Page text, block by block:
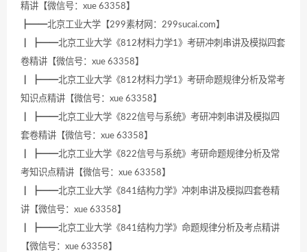
精讲【微信号：xue 63358】
┣━━北京工业大学【299素材网：299sucai.com】
┃ ┣━━北京工业大学《812材料力学1》考研冲刺串讲及模拟四套
卷精讲【微信号：xue 63358】
┃ ┣━━北京工业大学《812材料力学1》考研命题规律分析及常考
知识点精讲【微信号：xue 63358】
┃ ┣━━北京工业大学《822信号与系统》考研冲刺串讲及模拟四
套卷精讲【微信号：xue 63358】
┃ ┣━━北京工业大学《822信号与系统》考研命题规律分析及常
考知识点精讲【微信号：xue 63358】
┃ ┣━━北京工业大学《841结构力学》冲刺串讲及模拟四套卷精
讲【微信号：xue 63358】
┃ ┣━━北京工业大学《841结构力学》命题规律分析及考点精讲
【微信号：xue 63358】